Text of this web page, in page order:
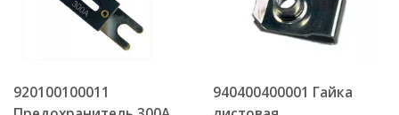
920100100011
940400400001 Гайка